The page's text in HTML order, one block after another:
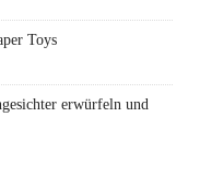
Toys
erwürfeln und